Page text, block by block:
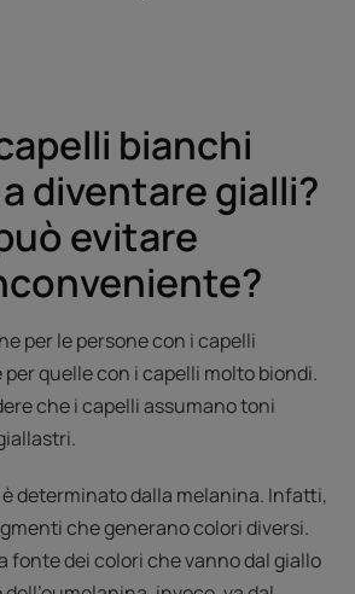
bianchi
diventare gialli?
evitare
per le persone con i capelli
quelle con i capelli molto biondi.
che i capelli assumano toni
determinato dalla melanina. Infatti,
che generano colori diversi.
fonte dei colori che vanno dal giallo